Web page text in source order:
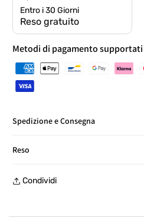
Entro i 30 Giorni
Reso gratuito
Metodi di pagamento supportati
Spedizione e Consegna
Reso
un punto di ritiro
Condividi